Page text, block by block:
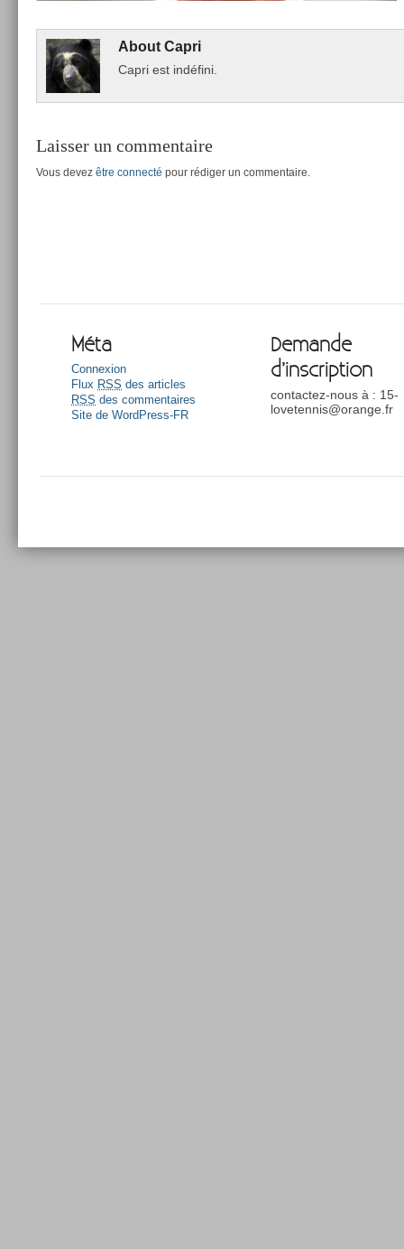
About Capri
Capri est indéfini.
Laisser un commentaire
Vous devez être connecté pour rédiger un commentaire.
Méta
Connexion
Flux RSS des articles
RSS des commentaires
Site de WordPress-FR
Demande
d’inscription
contactez-nous à : 15-
lovetennis@orange.fr